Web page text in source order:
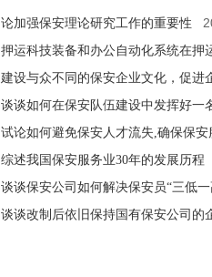
论加强保安理论研究工作的重要性
押运科技装备和办公自动化系统在押
建设与众不同的保安企业文化，促进
谈谈如何在保安队伍建设中发挥好一
试论如何避免保安人才流失,确保保
综述我国保安服务业30年的发展历程
谈谈保安公司如何解决保安员“三低
谈谈改制后依旧保持国有保安公司的